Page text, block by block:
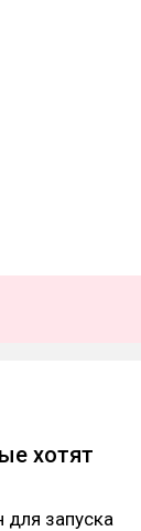
хотят
запуска